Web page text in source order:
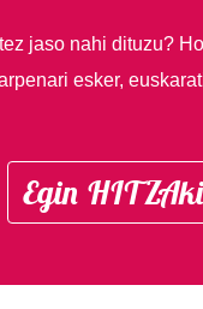
jaso nahi dituzu?
esker,
Egin